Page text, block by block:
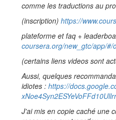
comme les traductions au
(inscription) https://
plateforme et faq +
coursera.org/new_gtc/app/#/
(certains liens videos sont
Aussi, quelques
idiotes : https://
J'ai mis en copie caché une